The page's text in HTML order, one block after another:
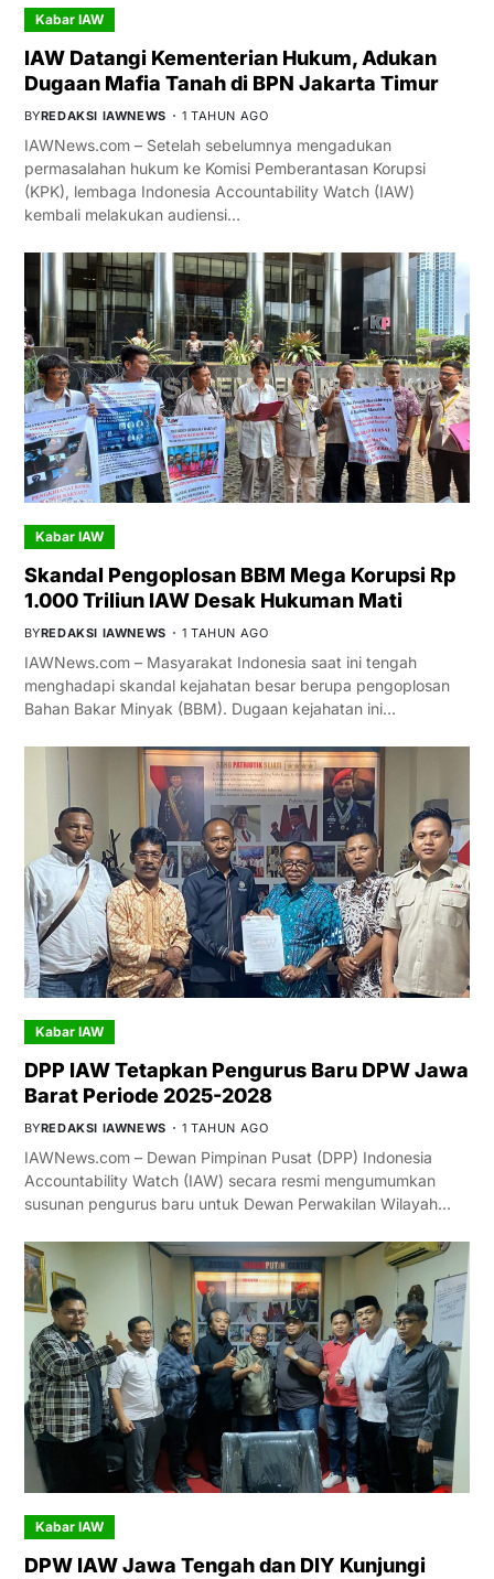
Kabar IAW
IAW Datangi Kementerian Hukum, Adukan
Dugaan Mafia Tanah di BPN Jakarta Timur
BYREDAKSI IAWNEWS 1 TAHUN AGO
IAWNews.com – Setelah sebelumnya mengadukan
permasalahan hukum ke Komisi Pemberantasan Korupsi
(KPK), lembaga Indonesia Accountability Watch (IAW)
kembali melakukan audiensi…
Kabar IAW
Skandal Pengoplosan BBM Mega Korupsi Rp
1.000 Triliun IAW Desak Hukuman Mati
BYREDAKSI IAWNEWS 1 TAHUN AGO
IAWNews.com – Masyarakat Indonesia saat ini tengah
menghadapi skandal kejahatan besar berupa pengoplosan
Bahan Bakar Minyak (BBM). Dugaan kejahatan ini…
Kabar IAW
DPP IAW Tetapkan Pengurus Baru DPW Jawa
Barat Periode 2025-2028
BYREDAKSI IAWNEWS 1 TAHUN AGO
IAWNews.com – Dewan Pimpinan Pusat (DPP) Indonesia
Accountability Watch (IAW) secara resmi mengumumkan
susunan pengurus baru untuk Dewan Perwakilan Wilayah…
Kabar IAW
DPW IAW Jawa Tengah dan DIY Kunjungi